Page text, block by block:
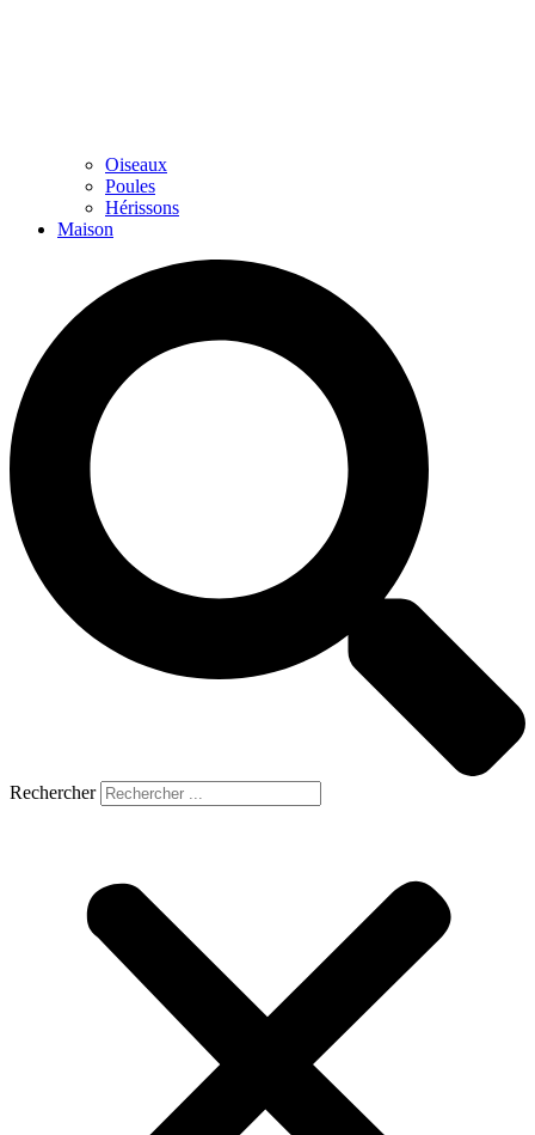
Oiseaux
Poules
Hérissons
Maison
Rechercher